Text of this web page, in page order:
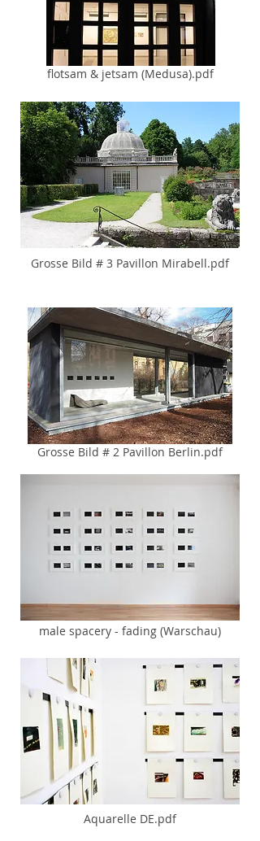
flotsam & jetsam (Medusa).pdf
Grosse Bild # 3 Pavillon Mirabell.pdf
Grosse Bild # 2 Pavillon Berlin.pdf
male spacery - fading (Warschau)
Aquarelle DE.pdf